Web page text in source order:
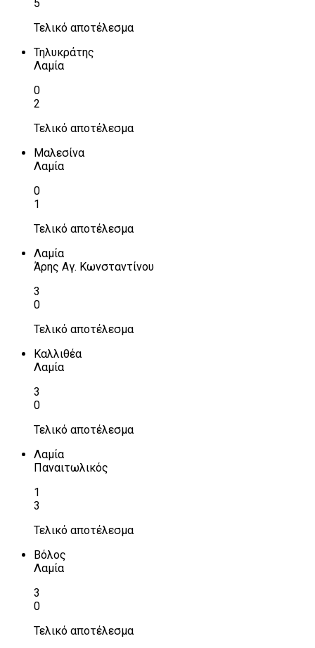
5
Τελικό αποτέλεσμα
Τηλυκράτης
Λαμία
0
2
Τελικό αποτέλεσμα
Μαλεσίνα
Λαμία
0
1
Τελικό αποτέλεσμα
Λαμία
Άρης Αγ. Κωνσταντίνου
3
0
Τελικό αποτέλεσμα
Καλλιθέα
Λαμία
3
0
Τελικό αποτέλεσμα
Λαμία
Παναιτωλικός
1
3
Τελικό αποτέλεσμα
Βόλος
Λαμία
3
0
Τελικό αποτέλεσμα